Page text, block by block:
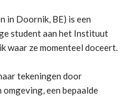
in Doornik, BE) is een
student aan het Instituut
waar ze momenteel doceert.
tekeningen door
een bepaalde